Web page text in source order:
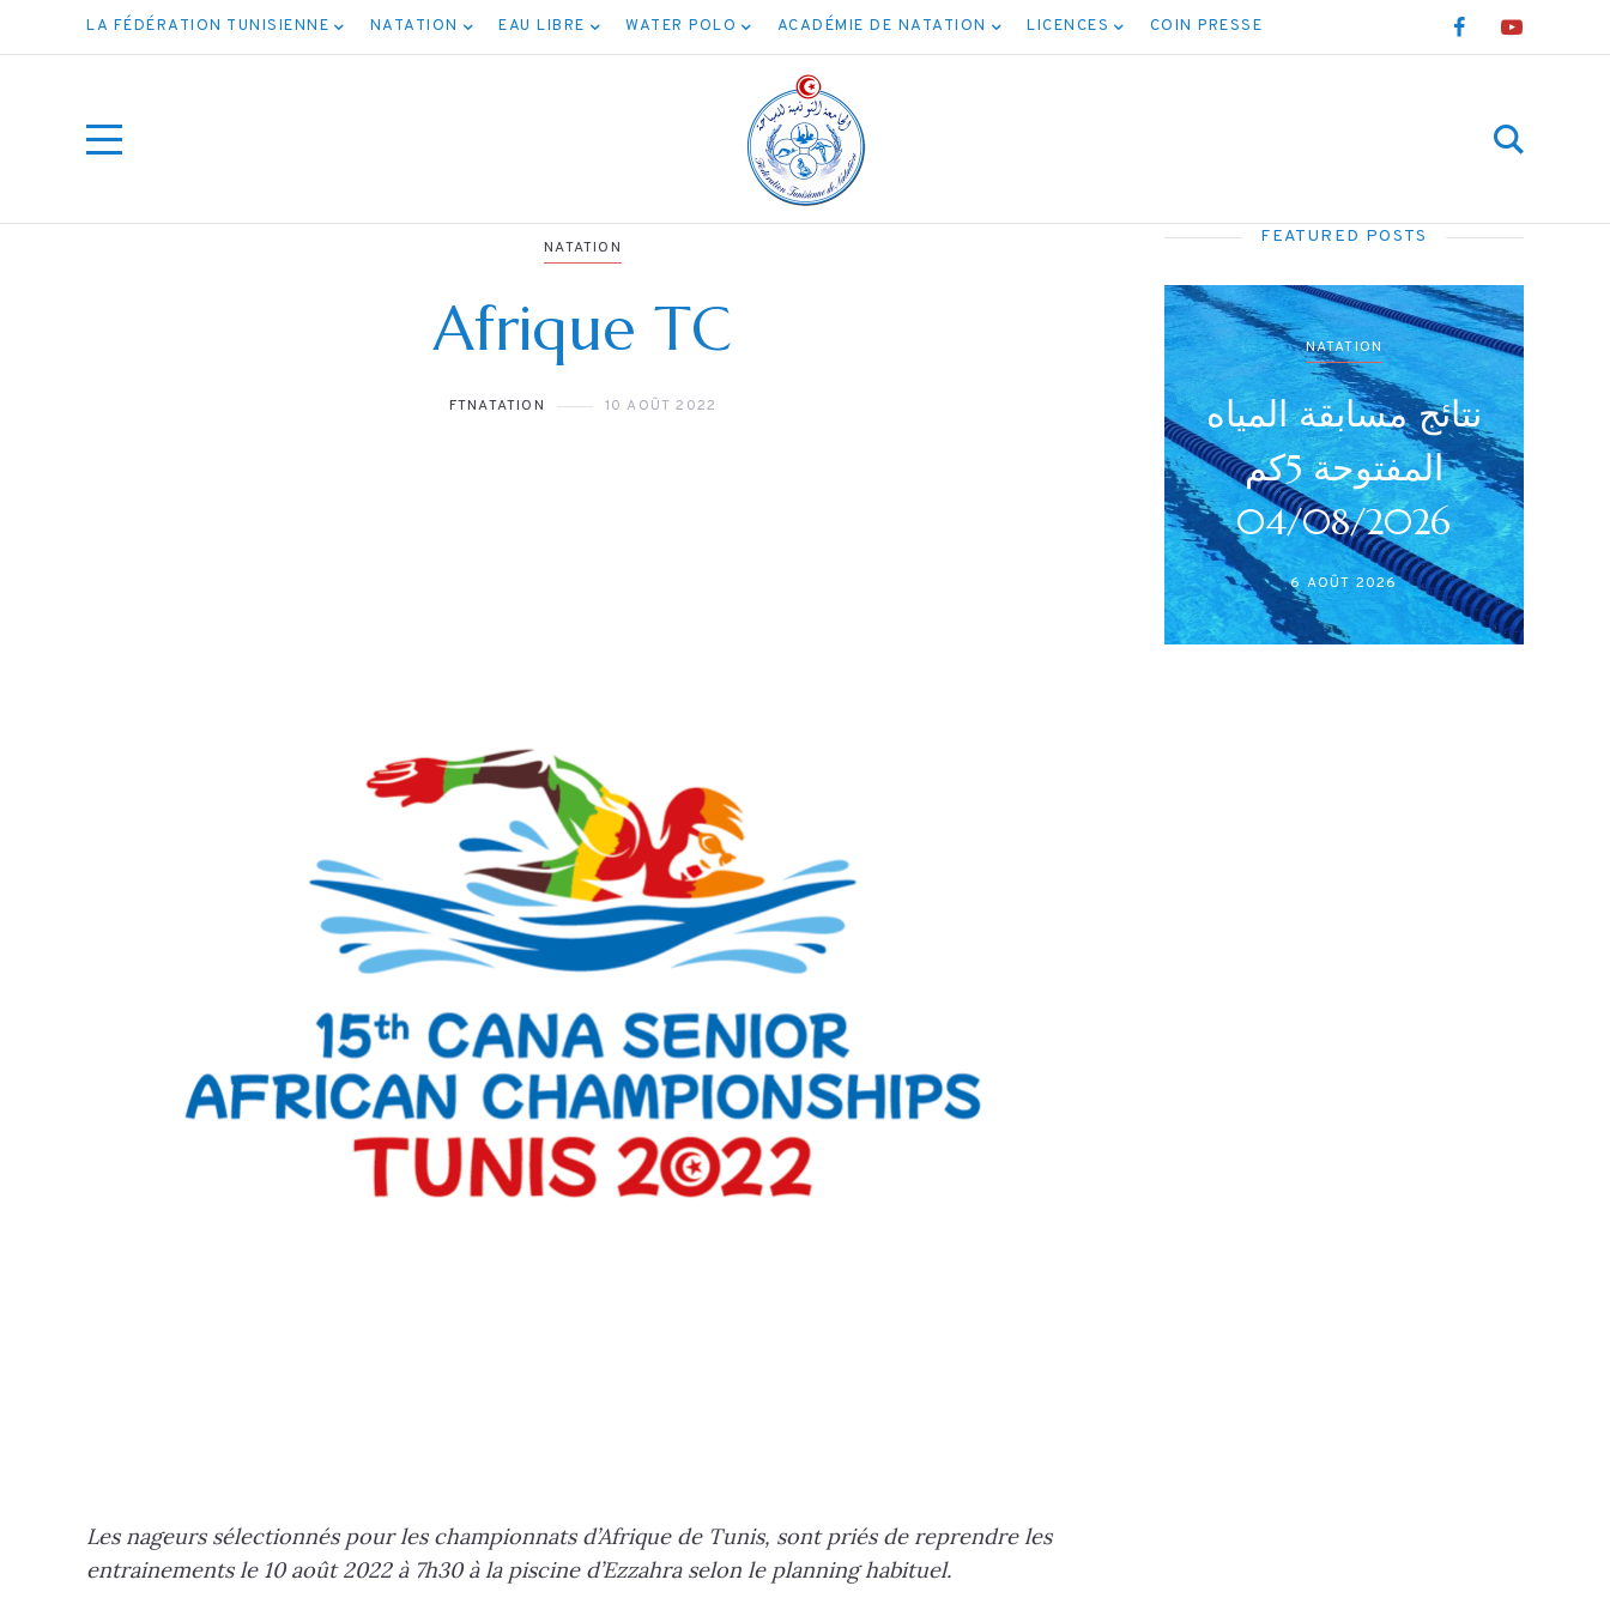
LA FÉDÉRATION TUNISIENNE NATATION EAU LIBRE WATER POLO ACADÉMIE DE NATATION LICENCES COIN PRESSE
NATATION
Afrique TC
FTNATATION 10 AOÛT 2022
Les nageurs sélectionnés pour les championnats d’Afrique de Tunis, sont priés de reprendre les
entrainements le 10 août 2022 à 7h30 à la piscine d’Ezzahra selon le planning habituel.
FEATURED POSTS
نتائج مسابقة المياه
04/08/2026
NATATION
نتائج بطولة جميع
الأصناف (أداني /
أصاغر/أواسط /
أكابر)
27 JUILLET 2026